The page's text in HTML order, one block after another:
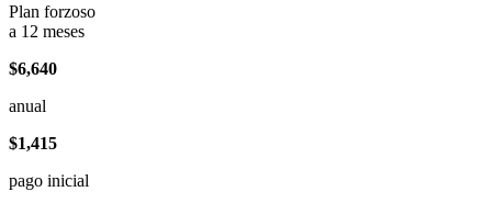
Plan forzoso
a 12 meses
$6,640
anual
$1,415
pago inicial